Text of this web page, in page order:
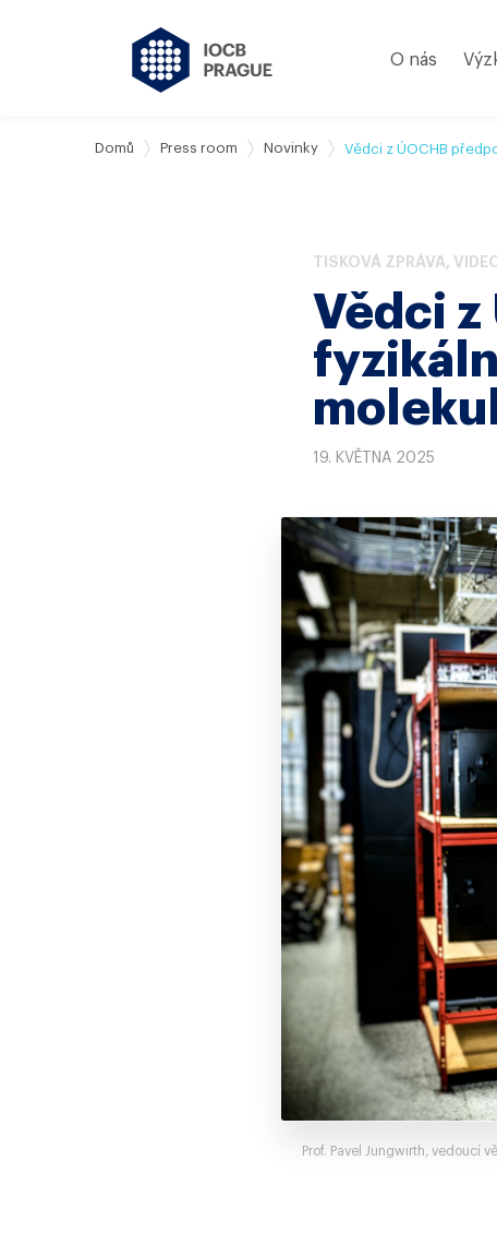
O nás
Domů Press room Novinky Vědci z ÚOCHB
TISKOVÁ ZPRÁVA,
Vědci
19. KVĚTNA 2025
Prof. Pavel Jungwirth, vedoucí